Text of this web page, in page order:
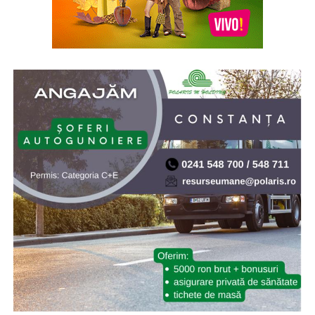
902/2005, s-a aprobat înfiinţarea Institutului Naţional
pentru Studierea Holocaustului din România „Elie
Wiesel”. Elie (Eliezer) Wiesel (1928-2016) a fost evreu-
Holocaustului, scriitor, profesor, filozof, ziarist, eseist și
un activist în drepturile omului. Inaugurarea a avut loc
la 10.X.2005, cu ocazia celei de-a doua comemorări a
„Zilei Holocaustului din România”
* Cu 19 ani în urmă (2007) NASA a lansat sonda Phoenix
Mars Lander, care ulterior a găsit dovezi ale existenței
apei pe planeta Marte. Phoenix Mars Lander, pe scurt
Phoenix, este o navă-robot dedicată continuării misiunii
explorării spațiului, având ca țintă continuarea
explorării planetei Marte a sistemului nostru solar.
Misiunea Phoenix a fost lansată cu succes pe 4 august
2007 și a amartizat în ziua de 25 mai 2008. Programul ar
fi trebuit să dureze 90 de zile marțiene (aproximativ 92